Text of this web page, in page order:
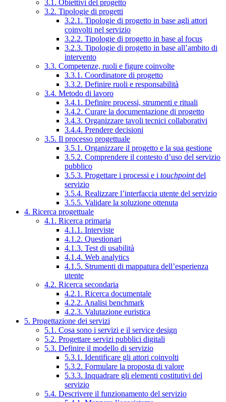
3.1. Obiettivi del progetto
3.2. Tipologie di progetti
3.2.1. Tipologie di progetto in base agli attori
coinvolti nel servizio
3.2.2. Tipologie di progetto in base al focus
3.2.3. Tipologie di progetto in base all’ambito di
intervento
3.3. Competenze, ruoli e figure coinvolte
3.3.1. Coordinatore di progetto
3.3.2. Definire ruoli e responsabilità
3.4. Metodo di lavoro
3.4.1. Definire processi, strumenti e rituali
3.4.2. Curare la documentazione di progetto
3.4.3. Organizzare tavoli tecnici collaborativi
3.4.4. Prendere decisioni
3.5. Il processo progettuale
3.5.1. Organizzare il progetto e la sua gestione
3.5.2. Comprendere il contesto d’uso del servizio
pubblico
3.5.3. Progettare i processi e i touchpointdel
servizio
3.5.4. Realizzare l’interfaccia utente del servizio
3.5.5. Validare la soluzione ottenuta
4. Ricerca progettuale
4.1. Ricerca primaria
4.1.1. Interviste
4.1.2. Questionari
4.1.3. Test di usabilità
4.1.4. Web analytics
4.1.5. Strumenti di mappatura dell’esperienza
utente
4.2. Ricerca secondaria
4.2.1. Ricerca documentale
4.2.2. Analisi benchmark
4.2.3. Valutazione euristica
5. Progettazione dei servizi
5.1. Cosa sono i servizi e il service design
5.2. Progettare servizi pubblici digitali
5.3. Definire il modello di servizio
5.3.1. Identificare gli attori coinvolti
5.3.2. Formulare la proposta di valore
5.3.3. Inquadrare gli elementi costitutivi del
servizio
5.4. Descrivere il funzionamento del servizio